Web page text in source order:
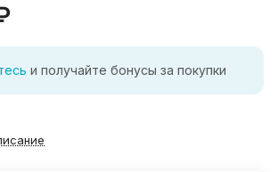
и получайте бонусы за покупки